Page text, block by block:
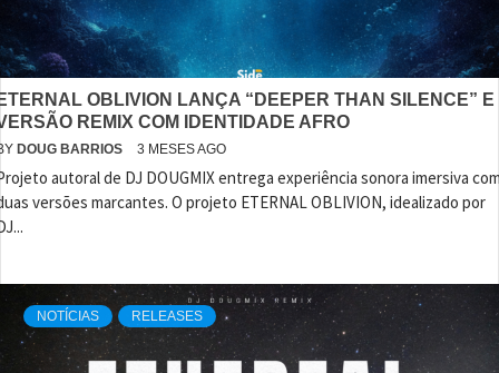
OBLIVION LANÇA “DEEPER THAN SILENCE” E
REMIX COM IDENTIDADE AFRO
DOUG BARRIOS 3 MESES AGO
autoral de DJ DOUGMIX entrega experiência sonora imersiva
versões marcantes. O projeto ETERNAL OBLIVION, idealizado por
NOTÍCIAS RELEASES